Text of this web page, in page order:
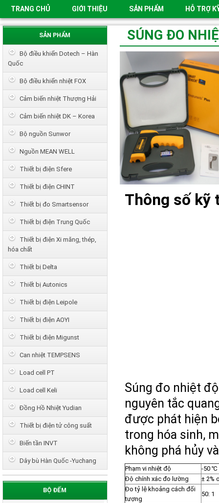
TRANG CHỦ GIỚI THIỆU SẢN PHẨM HỖ TRỢ
SÚNG ĐO
Thông số kỹ
Súng đo nhiệt
nguyên tắc
được phát hiện
trong hóa sinh,
không phá hủy
Phạm vi nhiệt độ
-50 ℃
Độ chính xác đo lường
± 2%
Đo tỷ lệ khoảng cách đối
tượng
50: 1
SẢN PHẨM
Bộ điều khiển Dotech – Hàn
Quốc
Bộ điều khiển nhiệt FOX
Cảm biến nhiệt Thượng Hải
Cảm biến nhiệt DK – Korea
Bộ nguồn Sunwor
Nguồn MEAN WELL
Thiết bị điện Sfere
Thiết bị điện CHINT
Thiết bị đo Smartsensor
Thiết bị điện Trung Quốc
Thiết bị điện Xi măng, thép,
hóa chất
Thiết bị Delta
Thiết bị Autonics
Thiết bị điện Leipole
Thiết bị điện AOYI
Thiết bị điện Migunst
Can nhiệt TEMPSENS
Load cell PT
Load cell Keli
Đồng Hồ Nhiệt Yudian
Thiết bị điện tử công suất
Biến tần INVT
Dây bù Hàn Quốc -Yuchang
BỘ ĐẾM